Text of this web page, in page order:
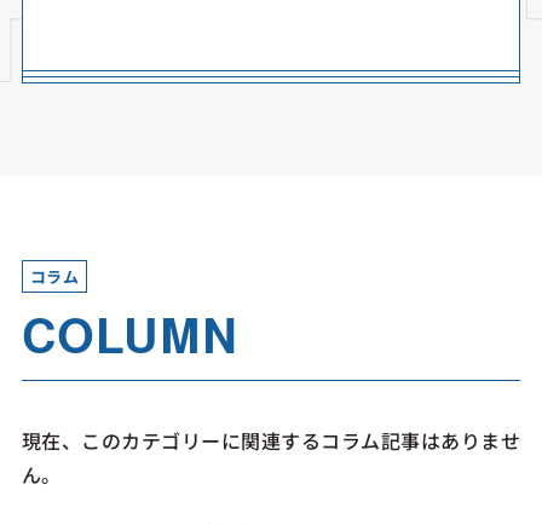
COLUMN
コラム
現在、このカテゴリーに関連するコラム記事はありませ
ん。